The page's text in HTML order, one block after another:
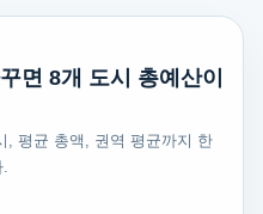
면 8개 도시 총예산이
, 평균 총액, 권역 평균까지 한
.